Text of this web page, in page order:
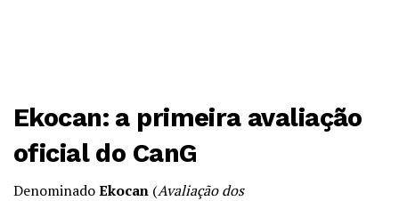
Ekocan: a primeira avaliação
oficial do CanG
DenominadoEkocan (Avaliação dos